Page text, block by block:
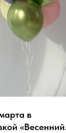
в
«Весенний